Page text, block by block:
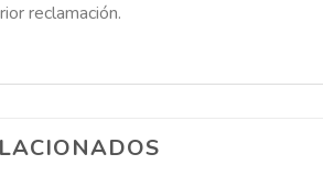
reclamación.